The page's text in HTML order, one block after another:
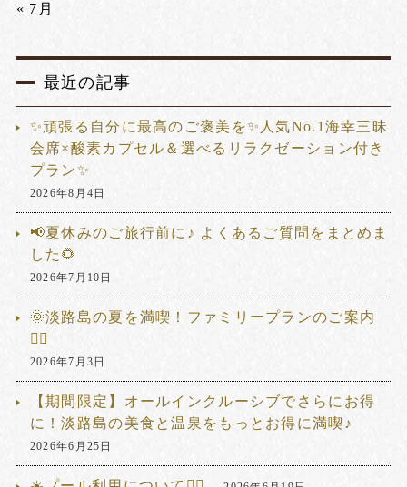
« 7月
最近の記事
✨頑張る自分に最高のご褒美を✨人気No.1海幸三昧
会席×酸素カプセル＆選べるリラクゼーション付き
プラン✨
2026年8月4日
📢夏休みのご旅行前に♪ よくあるご質問をまとめま
した🌻
2026年7月10日
🌞淡路島の夏を満喫！ファミリープランのご案内
🏊‍♂️
2026年7月3日
【期間限定】オールインクルーシブでさらにお得
に！淡路島の美食と温泉をもっとお得に満喫♪
2026年6月25日